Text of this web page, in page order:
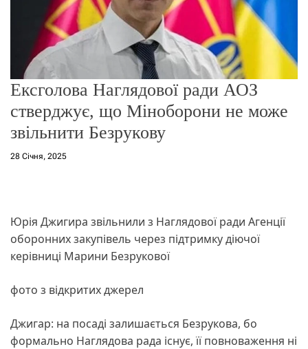
Ексголова Наглядової ради АОЗ
стверджує, що Міноборони не може
звільнити Безрукову
28 Січня, 2025
Юрія Джигира звільнили з Наглядової ради Агенції
оборонних закупівель через підтримку діючої
керівниці Марини Безрукової
фото з відкритих джерел
Джигар: на посаді залишається Безрукова, бо
формально Наглядова рада існує, її повноваження ні